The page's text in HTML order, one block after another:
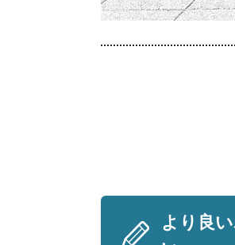
より良